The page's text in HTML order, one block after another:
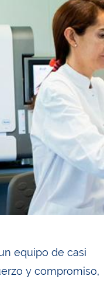
equipo de casi
y compromiso,